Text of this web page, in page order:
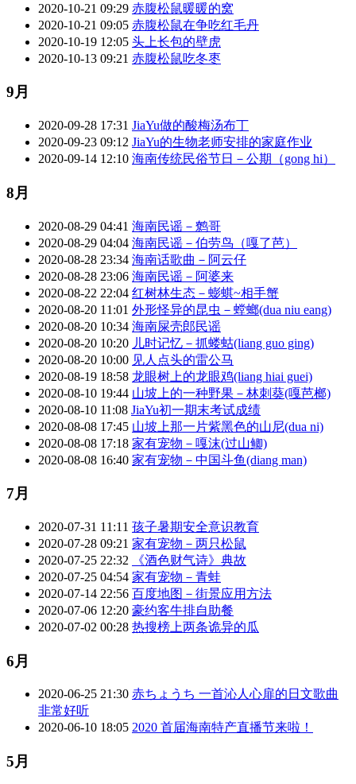
2020-10-21 09:29 赤腹松鼠暖暖的窝
2020-10-21 09:05 赤腹松鼠在争吃红毛丹
2020-10-19 12:05 头上长包的壁虎
2020-10-13 09:21 赤腹松鼠吃冬枣
9月
2020-09-28 17:31 JiaYu做的酸梅汤布丁
2020-09-23 09:12 JiaYu的生物老师安排的家庭作业
2020-09-14 12:10 海南传统民俗节日－公期（gong hi）
8月
2020-08-29 04:41 海南民谣－鹩哥
2020-08-29 04:04 海南民谣－伯劳鸟（嘎了芭）
2020-08-28 23:34 海南话歌曲－阿云仔
2020-08-28 23:06 海南民谣－阿婆来
2020-08-22 22:04 红树林生态－蟛蜞~相手蟹
2020-08-20 11:01 外形怪异的昆虫－螳螂(dua niu eang)
2020-08-20 10:34 海南屎壳郎民谣
2020-08-20 10:20 儿时记忆－抓蝼蛄(liang guo ging)
2020-08-20 10:00 见人点头的雷公马
2020-08-19 18:58 龙眼树上的龙眼鸡(liang hiai guei)
2020-08-10 19:44 山坡上的一种野果－林刺葵(嘎芭榔)
2020-08-10 11:08 JiaYu初一期末考试成绩
2020-08-08 17:45 山坡上那一片紫黑色的山尼(dua ni)
2020-08-08 17:18 家有宠物－嘎沫(过山鲫)
2020-08-08 16:40 家有宠物－中国斗鱼(diang man)
7月
2020-07-31 11:11 孩子暑期安全意识教育
2020-07-28 09:21 家有宠物－两只松鼠
2020-07-25 22:32
《酒色财气诗》典故
2020-07-25 04:54 家有宠物－青蛙
2020-07-14 22:56 百度地图－街景应用方法
2020-07-06 12:20 豪约客牛排自助餐
2020-07-02 00:28 热搜榜上两条诡异的瓜
6月
2020-06-25 21:30 赤ちょうち 一首沁人心扉的日文歌曲
非常好听
2020-06-10 18:05 2020 首届海南特产直播节来啦！
5月